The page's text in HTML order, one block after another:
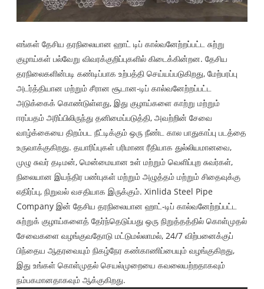
எங்கள் தேசிய தரநிலையான ஹாட் டிப் கால்வனேற்றப்பட்ட சுற்று
குழாய்கள் பல்வேறு விவரக்குறிப்புகளில் கிடைக்கின்றன. தேசிய
தரநிலைகளின்படி கண்டிப்பாக உற்பத்தி செய்யப்படுகிறது, மேற்பரப்பு
அடர்த்தியான மற்றும் சீரான சூடான-டிப் கால்வனேற்றப்பட்ட
அடுக்கைக் கொண்டுள்ளது, இது குழாய்களை காற்று மற்றும்
ஈரப்பதம் அரிப்பிலிருந்து தனிமைப்படுத்தி, அவற்றின் சேவை
வாழ்க்கையை திறம்பட நீட்டிக்கும் ஒரு நீண்ட கால பாதுகாப்பு படத்தை
உருவாக்குகிறது. தயாரிப்புகள் பரிமாண ரீதியாக துல்லியமானவை,
முழு சுவர் தடிமன், மென்மையான உள் மற்றும் வெளிப்புற சுவர்கள்,
நிலையான இயந்திர பண்புகள் மற்றும் அழுத்தம் மற்றும் சிதைவுக்கு
எதிர்ப்பு, நிறுவல் வசதியாக இருக்கும். Xinlida Steel Pipe
Company இன் தேசிய தரநிலையான ஹாட்-டிப் கால்வனேற்றப்பட்ட
சுற்றுக் குழாய்களைத் தேர்ந்தெடுப்பது ஒரு நிறுத்தத்தில் கொள்முதல்
சேவைகளை வழங்குவதோடு மட்டுமல்லாமல், 24/7 விற்பனைக்குப்
பிந்தைய ஆதரவையும் நிகழ்நேர கண்காணிப்பையும் வழங்குகிறது,
இது உங்கள் கொள்முதல் செயல்முறையை கவலையற்றதாகவும்
நம்பகமானதாகவும் ஆக்குகிறது.